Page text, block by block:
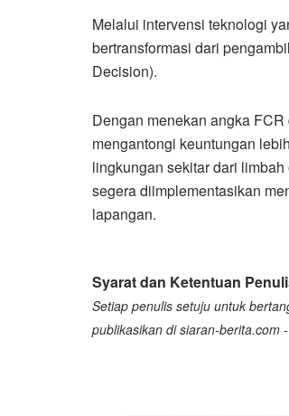
Melalui intervensi teknologi
bertransformasi dari
Decision).
Dengan menekan angka
mengantongi keuntungan
lingkungan sekitar dari
segera diimplementasikan
lapangan.
Syarat dan Ketentuan
Setiap penulis setuju untuk
publikasikan di siaran-berita.com -